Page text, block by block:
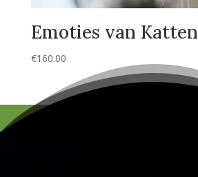
Emoties van Katten
€160.00